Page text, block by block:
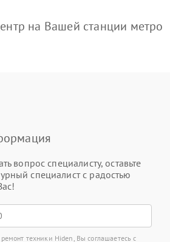
на Вашей станции метро
вопрос специалисту, оставьте
специалист с радостью
техники Hiden, Вы соглашаетесь с